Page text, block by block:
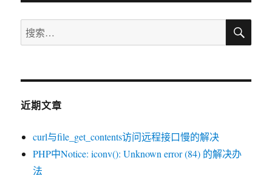
搜
索：
搜
近期文章
curl与file_get_contents访问远程接口慢的解决
PHP中Notice: iconv(): Unknown error (84) 的解决办
法